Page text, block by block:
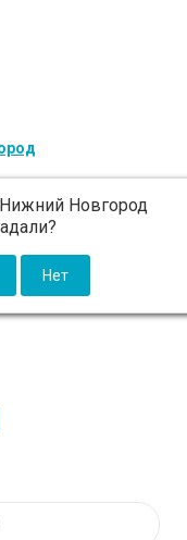
Нижний Новгород
₽ (от 5 000 ₽